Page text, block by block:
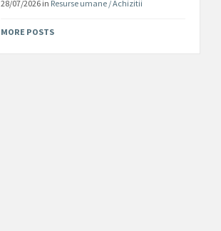
28/07/2026 in Resurse umane / Achizitii
MORE POSTS